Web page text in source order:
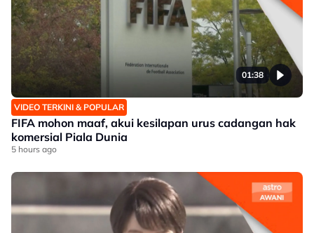
01:38
VIDEO TERKINI & POPULAR
FIFA mohon maaf, akui kesilapan urus cadangan hak
komersial Piala Dunia
5 hours ago